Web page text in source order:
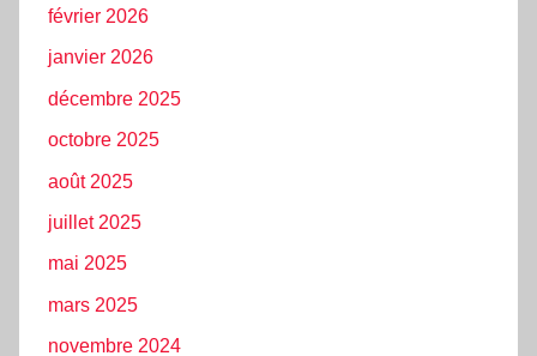
février 2026
janvier 2026
décembre 2025
octobre 2025
août 2025
juillet 2025
mai 2025
mars 2025
novembre 2024